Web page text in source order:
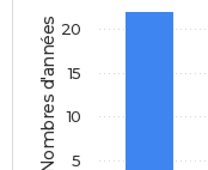
Nombres d'années 5
10
15
20